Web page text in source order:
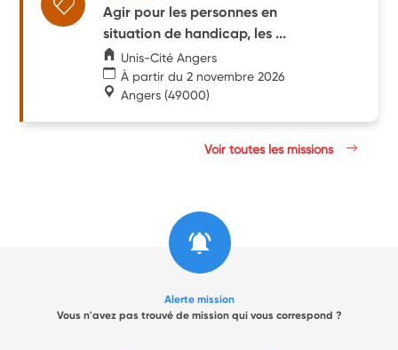
Agir pour les personnes en
situation de handicap, les ...
Unis-Cité Angers
À partir du 2 novembre 2026
Angers (49000)
Voir toutes les missions
Alerte mission
Vous n'avez pas trouvé de mission qui vous correspond ?